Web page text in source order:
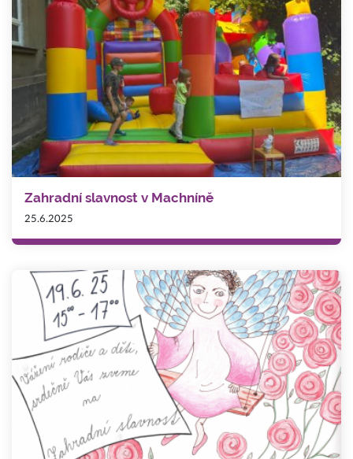
Zahradní slavnost v Machníně
25.6.2025